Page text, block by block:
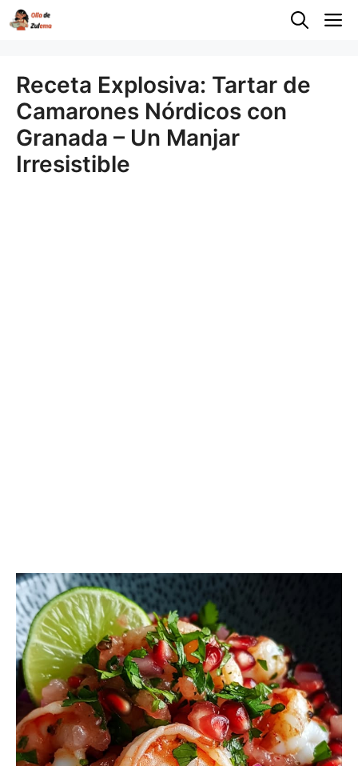
Saltar
Receta Explosiva: Tartar de
Camarones Nórdicos con
Granada – Un Manjar
Irresistible